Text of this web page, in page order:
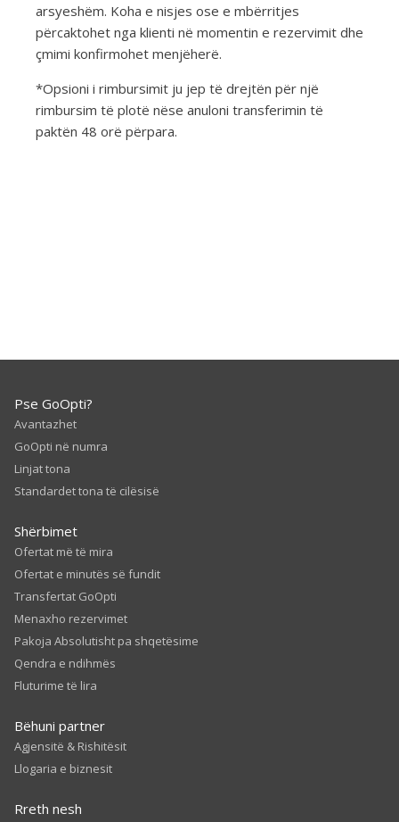
arsyeshëm. Koha e nisjes ose e mbërritjes
përcaktohet nga klienti në momentin e rezervimit dhe
çmimi konfirmohet menjëherë.
*Opsioni i rimbursimit ju jep të drejtën për një
rimbursim të plotë nëse anuloni transferimin të
paktën 48 orë përpara.
Pse GoOpti?
Avantazhet
GoOpti në numra
Linjat tona
Standardet tona të cilësisë
Shërbimet
Ofertat më të mira
Ofertat e minutës së fundit
Transfertat GoOpti
Menaxho rezervimet
Pakoja Absolutisht pa shqetësime
Qendra e ndihmës
Fluturime të lira
Bëhuni partner
Agjensitë & Rishitësit
Llogaria e biznesit
Rreth nesh